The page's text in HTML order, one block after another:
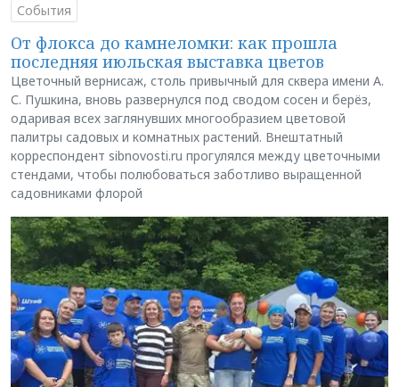
События
От флокса до камнеломки: как прошла
последняя июльская выставка цветов
Цветочный вернисаж, столь привычный для сквера имени А.
С. Пушкина, вновь развернулся под сводом сосен и берёз,
одаривая всех заглянувших многообразием цветовой
палитры садовых и комнатных растений. Внештатный
корреспондент sibnovosti.ru прогулялся между цветочными
стендами, чтобы полюбоваться заботливо выращенной
садовниками флорой